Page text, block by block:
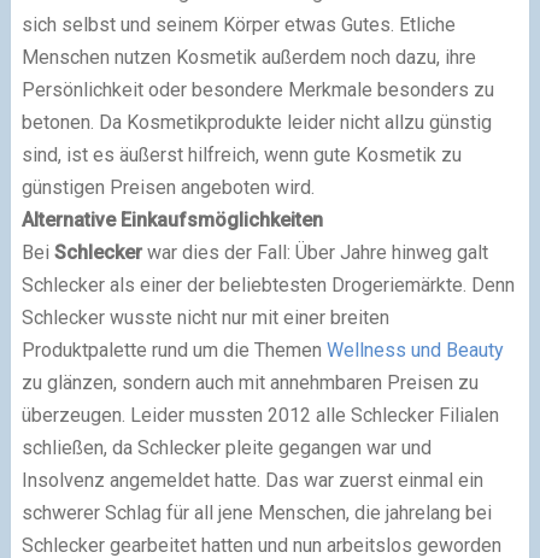
sich selbst und seinem Körper etwas Gutes. Etliche
Menschen nutzen Kosmetik außerdem noch dazu, ihre
Persönlichkeit oder besondere Merkmale besonders zu
betonen. Da Kosmetikprodukte leider nicht allzu günstig
sind, ist es äußerst hilfreich, wenn gute Kosmetik zu
günstigen Preisen angeboten wird.
Alternative Einkaufsmöglichkeiten
Bei Schleckerwar dies der Fall: Über Jahre hinweg galt
Schlecker als einer der beliebtesten Drogeriemärkte. Denn
Schlecker wusste nicht nur mit einer breiten
Produktpalette rund um die Themen Wellness und Beauty
zu glänzen, sondern auch mit annehmbaren Preisen zu
überzeugen. Leider mussten 2012 alle Schlecker Filialen
schließen, da Schlecker pleite gegangen war und
Insolvenz angemeldet hatte. Das war zuerst einmal ein
schwerer Schlag für all jene Menschen, die jahrelang bei
Schlecker gearbeitet hatten und nun arbeitslos geworden